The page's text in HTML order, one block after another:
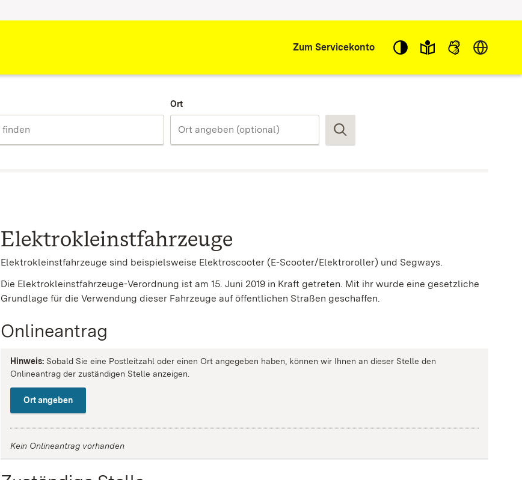
Zum Servicekonto Sprache
Ort
Suchen
Elektrokleinstfahrzeuge
Elektrokleinstfahrzeuge sind beispielsweise Elektroscooter (E-Scooter/Elektroroller) und Segways.
Die Elektrokleinstfahrzeuge-Verordnung ist am 15. Juni 2019 in Kraft getreten. Mit ihr wurde eine gesetzliche
Grundlage für die Verwendung dieser Fahrzeuge auf öffentlichen Straßen geschaffen.
Onlineantrag
Hinweis: Sobald Sie eine Postleitzahl oder einen Ort angegeben haben, können wir Ihnen an dieser Stelle den
Onlineantrag der zuständigen Stelle anzeigen.
Ort angeben
Kein Onlineantrag vorhanden